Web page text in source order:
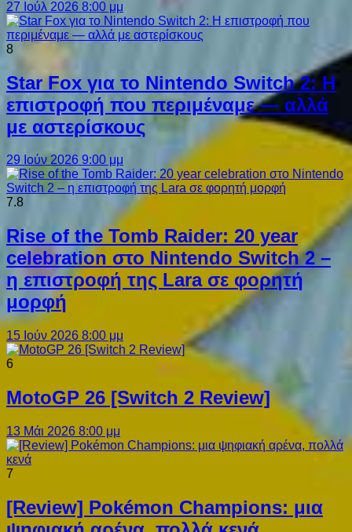
27 Ιούλ 2026 8:00 μμ
8
Star Fox για το Nintendo Switch 2: Η
επιστροφή που περιμέναμε — αλλά
με αστερίσκους
29 Ιούν 2026 9:00 μμ
7.8
Rise of the Tomb Raider: 20 year
celebration στο Nintendo Switch 2 –
η επιστροφή της Lara σε φορητή
μορφή
15 Ιούν 2026 8:00 μμ
6
MotoGP 26 [Switch 2 Review]
13 Μάι 2026 8:00 μμ
7
[Review] Pokémon Champions: μια